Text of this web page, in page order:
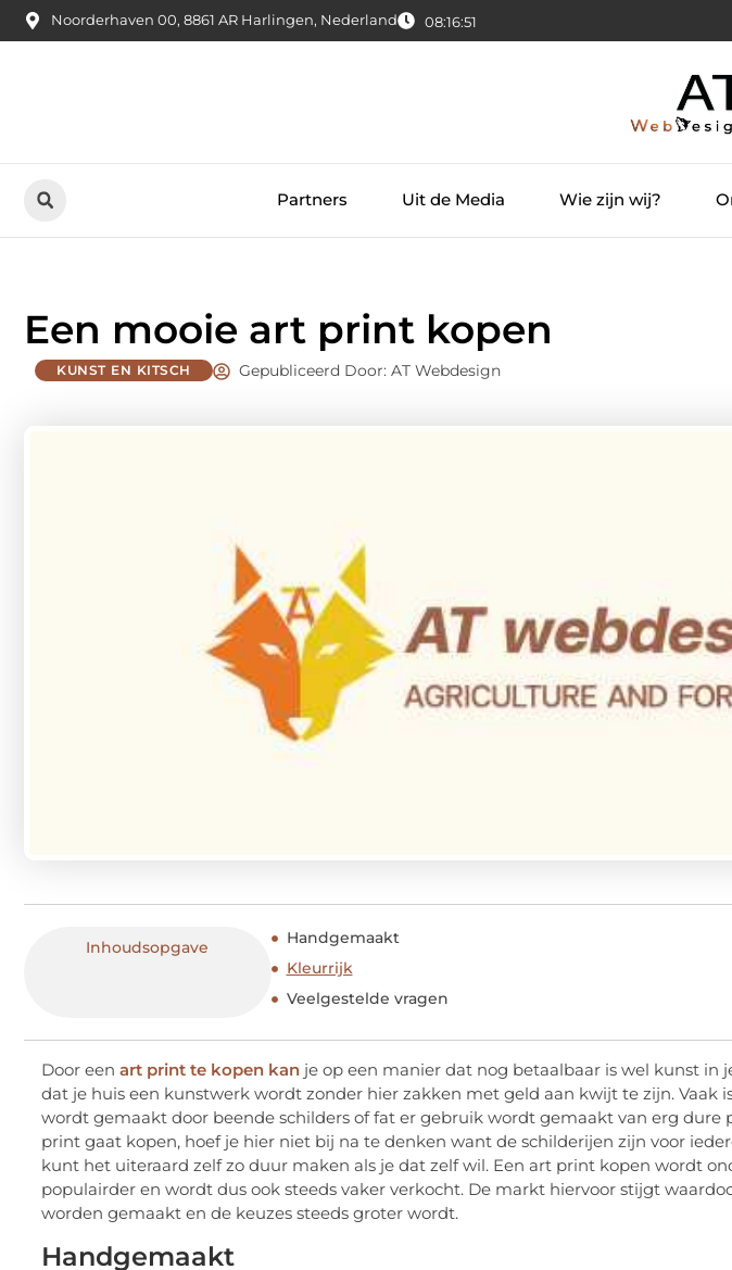
Noorderhaven 00, 8861 AR Harlingen, Nederland 08:16:51
Partners Uit de Media Wie zijn wij?
Een mooie art print kopen
KUNST EN KITSCH Gepubliceerd Door: AT Webdesign
Inhoudsopgave
Handgemaakt
Kleurrijk
Veelgestelde vragen
Door een art print te kopen kan je op een manier dat nog betaalbaar is wel kunst in
dat je huis een kunstwerk wordt zonder hier zakken met geld aan kwijt te zijn. Vaak
wordt gemaakt door beende schilders of fat er gebruik wordt gemaakt van erg dure
print gaat kopen, hoef je hier niet bij na te denken want de schilderijen zijn voor
kunt het uiteraard zelf zo duur maken als je dat zelf wil. Een art print kopen wordt
populairder en wordt dus ook steeds vaker verkocht. De markt hiervoor stijgt
worden gemaakt en de keuzes steeds groter wordt.
Handgemaakt